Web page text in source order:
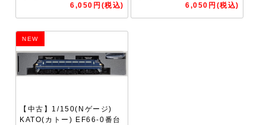
6,050円(税込)
6,050円(税込)
NEW
【中古】1/150(Nゲージ)
KATO(カトー) EF66-0番台